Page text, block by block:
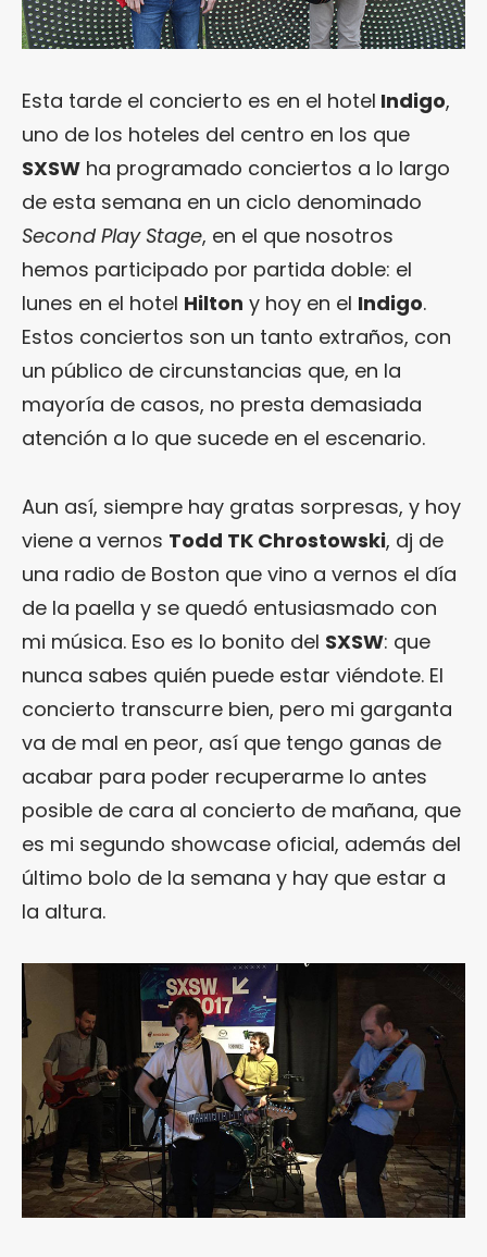
Esta tarde el concierto es en el hotel Indigo,
uno de los hoteles del centro en los que
SXSW ha programado conciertos a lo largo
de esta semana en un ciclo denominado
Second Play Stage, en el que nosotros
hemos participado por partida doble: el
lunes en el hotel Hilton y hoy en el Indigo.
Estos conciertos son un tanto extraños, con
un público de circunstancias que, en la
mayoría de casos, no presta demasiada
atención a lo que sucede en el escenario.
Aun así, siempre hay gratas sorpresas, y hoy
viene a vernos Todd TK Chrostowski, dj de
una radio de Boston que vino a vernos el día
de la paella y se quedó entusiasmado con
mi música. Eso es lo bonito del SXSW: que
nunca sabes quién puede estar viéndote. El
concierto transcurre bien, pero mi garganta
va de mal en peor, así que tengo ganas de
acabar para poder recuperarme lo antes
posible de cara al concierto de mañana, que
es mi segundo showcase oficial, además del
último bolo de la semana y hay que estar a
la altura.